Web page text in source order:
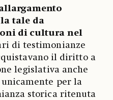
tale da
di cultura nel
di testimonianze
il diritto a
legislativa anche
per la
storica ritenuta